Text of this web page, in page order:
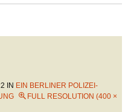
IN EIN BERLINER POLIZEI-
FULL RESOLUTION (400 ×